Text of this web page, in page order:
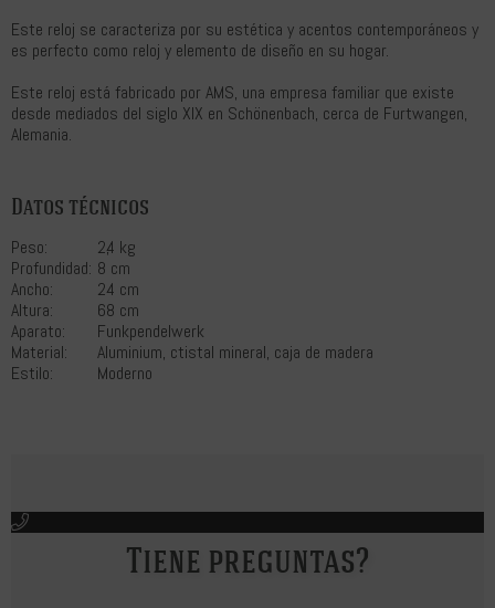
Este reloj se caracteriza por su estética y acentos contemporáneos y
es perfecto como reloj y elemento de diseño en su hogar.
Este reloj está fabricado por AMS, una empresa familiar que existe
desde mediados del siglo XIX en Schönenbach, cerca de Furtwangen,
Alemania.
Datos técnicos
Peso:
2,4 kg
Profundidad: 8 cm
Ancho:
24 cm
Altura:
68 cm
Aparato:
Funkpendelwerk
Material:
Aluminium, ctistal mineral, caja de madera
Estilo:
Moderno
Tiene preguntas?